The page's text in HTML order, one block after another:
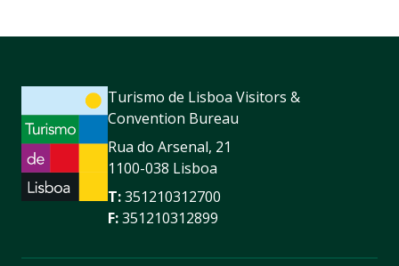
Turismo de Lisboa Visitors &
Convention Bureau
Rua do Arsenal, 21
1100-038 Lisboa
T:351210312700
F:351210312899